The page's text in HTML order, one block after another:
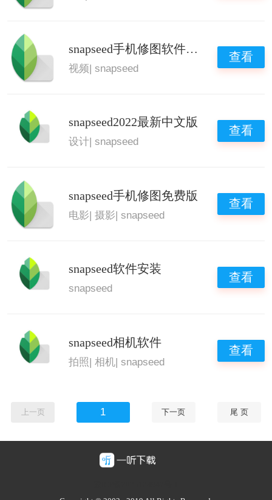
snapseed手机修图软件免费版
视频| snapseed
查看
snapseed2022最新中文版
设计 snapseed
查看
snapseed手机修图免费版
电影|摄影| snapseed
查看
snapseed软件安装
snapseed
查看
snapseed相机软件
拍照|相机| snapseed
查看
上一页 1 下一页 尾 页